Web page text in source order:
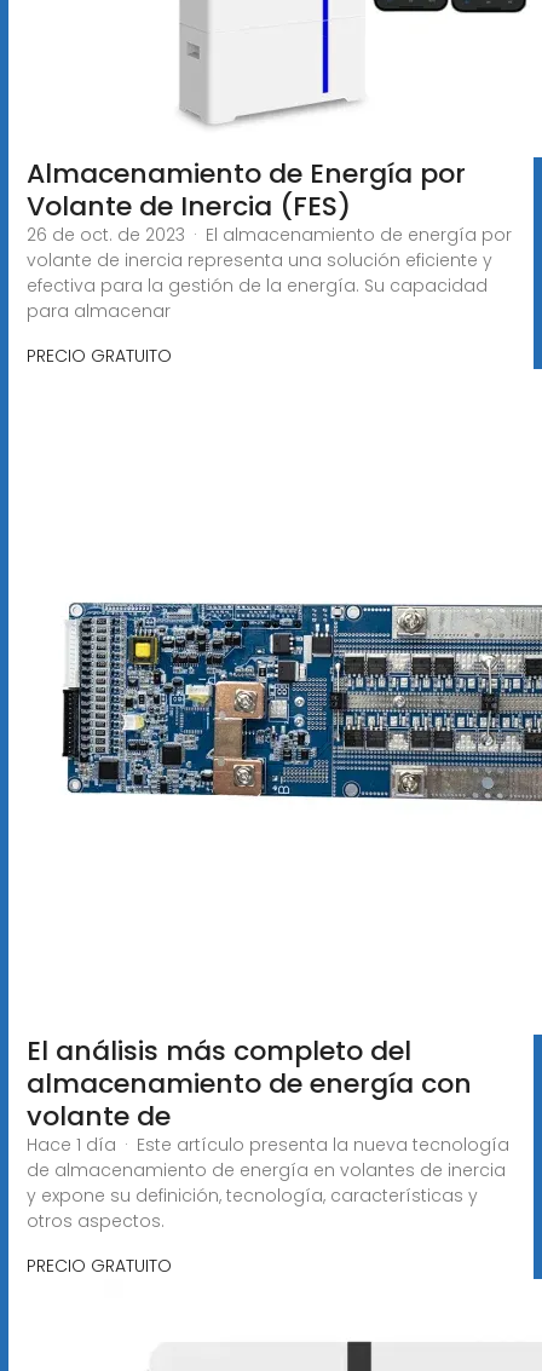
Almacenamiento de Energía por
Volante de Inercia (FES)
26 de oct. de 2023 · El almacenamiento de energía por
volante de inercia representa una solución eficiente y
efectiva para la gestión de la energía. Su capacidad
para almacenar
PRECIO GRATUITO
El análisis más completo del
almacenamiento de energía con
volante de
Hace 1 día · Este artículo presenta la nueva tecnología
de almacenamiento de energía en volantes de inercia
y expone su definición, tecnología, características y
otros aspectos.
PRECIO GRATUITO